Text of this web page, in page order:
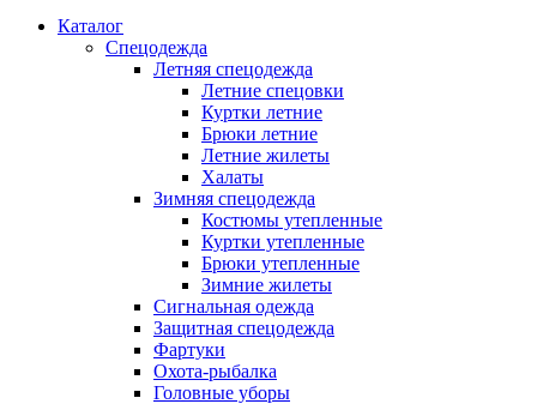
Каталог
Спецодежда
Летняя спецодежда
Летние спецовки
Куртки летние
Брюки летние
Летние жилеты
Халаты
Зимняя спецодежда
Костюмы утепленные
Куртки утепленные
Брюки утепленные
Зимние жилеты
Сигнальная одежда
Защитная спецодежда
Фартуки
Охота-рыбалка
Головные уборы